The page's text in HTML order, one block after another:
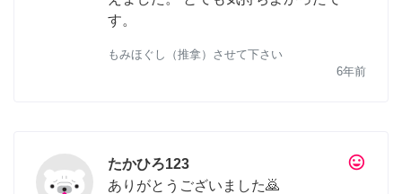
す。
もみほぐし（推拿）させて下さい
6年前
tag_faces
たかひろ123
ありがとうございました🙇